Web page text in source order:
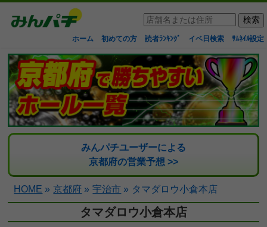
ホーム 初めての方 読者ﾗﾝｷﾝｸﾞ イベ日検索 ｻﾑﾈｲﾙ設定
みんパチユーザーによる
京都府の営業予想 >>
HOME » 京都府 » 宇治市 » タマダロウ小倉本店
タマダロウ小倉本店